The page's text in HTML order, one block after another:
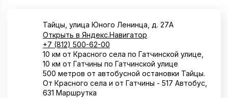
Тайцы, улица Юного Ленинца, д. 27А
Открыть в Яндекс.Навигатор
+7 (812) 500-62-00
10 км от Красного села по Гатчинской улице,
10 км от Гатчины по Гатчинской улице
500 метров от автобусной остановки Тайцы.
От Красного села и от Гатчины - 517 Автобус,
631 Маршрутка